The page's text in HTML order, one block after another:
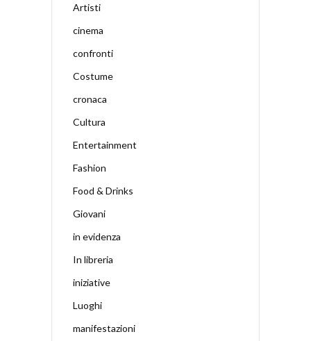
Artisti
cinema
confronti
Costume
cronaca
Cultura
Entertainment
Fashion
Food & Drinks
Giovani
in evidenza
In libreria
iniziative
Luoghi
manifestazioni